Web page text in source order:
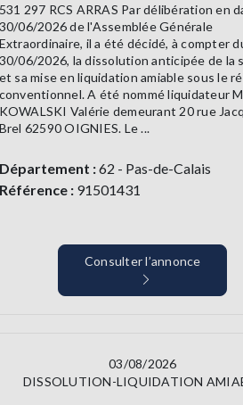
531 297 RCS ARRAS Par délibération en
30/06/2026 de l'Assemblée Générale
Extraordinaire, il a été décidé, à compter
30/06/2026, la dissolution anticipée de la
et sa mise en liquidation amiable sous le
conventionnel. A été nommé liquidateur
KOWALSKI Valérie demeurant 20 rue
Brel 62590 OIGNIES. Le ...
Département :62 - Pas-de-Calais
Référence :91501431
Consulter l’annonce
03/08/2026
DISSOLUTION-LIQUIDATION